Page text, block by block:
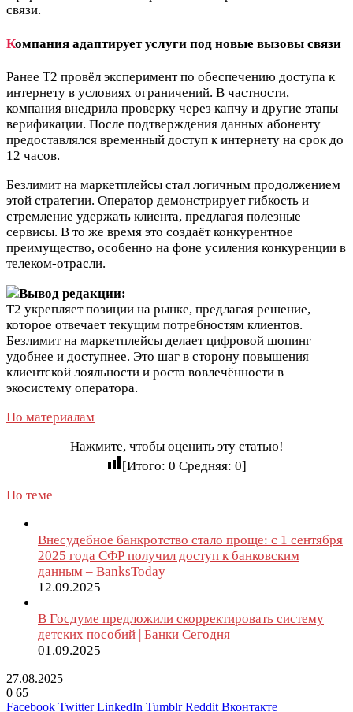
связи.
Компания адаптирует услуги под новые вызовы связи
Ранее Т2 провёл эксперимент по обеспечению доступа к
интернету в условиях ограничений. В частности,
компания внедрила проверку через капчу и другие этапы
верификации. После подтверждения данных абоненту
предоставлялся временный доступ к интернету на срок до
12 часов.
Безлимит на маркетплейсы стал логичным продолжением
этой стратегии. Оператор демонстрирует гибкость и
стремление удержать клиента, предлагая полезные
сервисы. В то же время это создаёт конкурентное
преимущество, особенно на фоне усиления конкуренции в
телеком-отрасли.
Вывод редакции:
Т2 укрепляет позиции на рынке, предлагая решение,
которое отвечает текущим потребностям клиентов.
Безлимит на маркетплейсы делает цифровой шопинг
удобнее и доступнее. Это шаг в сторону повышения
клиентской лояльности и роста вовлечённости в
экосистему оператора.
По материалам
Нажмите, чтобы оценить эту статью!
[Итого: 0 Средняя: 0]
По теме
Внесудебное банкротство стало проще: с 1 сентября
2025 года СФР получил доступ к банковским
данным – BanksToday
12.09.2025
В Госдуме предложили скорректировать систему
детских пособий | Банки Сегодня
01.09.2025
27.08.2025
0 65
Facebook Twitter LinkedIn Tumblr Reddit Вконтакте